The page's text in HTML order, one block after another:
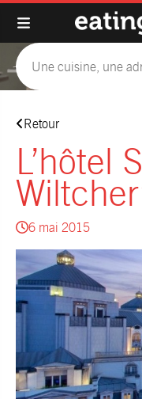
Retour
L’hôtel
6 mai 2015